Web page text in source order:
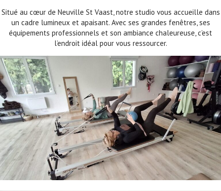
Situé au cœur de Neuville St Vaast, notre studio vous accueille dans
un cadre lumineux et apaisant. Avec ses grandes fenêtres, ses
équipements professionnels et son ambiance chaleureuse, c’est
l’endroit idéal pour vous ressourcer.